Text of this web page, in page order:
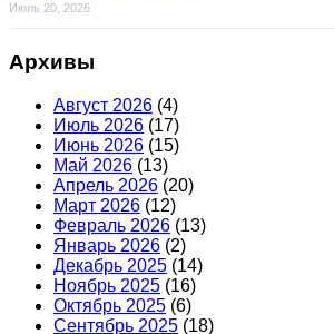
Июль 20, 2026
Архивы
Август 2026 (4)
Июль 2026 (17)
Июнь 2026 (15)
Май 2026 (13)
Апрель 2026 (20)
Март 2026 (12)
Февраль 2026 (13)
Январь 2026 (2)
Декабрь 2025 (14)
Ноябрь 2025 (16)
Октябрь 2025 (6)
Сентябрь 2025 (18)